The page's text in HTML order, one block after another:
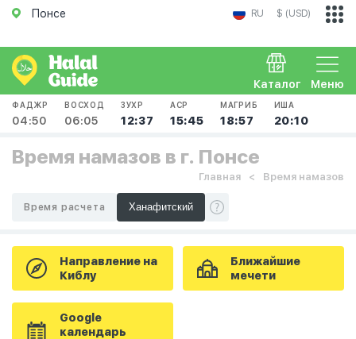
Понсе RU $ (USD)
Меню
Каталог
ФАДЖР
04:50
ВОСХОД
06:05
ЗУХР
12:37
АСР
15:45
МАГРИБ
18:57
ИША
20:10
Время намазов в г. Понсе
Главная Время намазов
Время расчета
Направление на
Киблу
Ближайшие
мечети
Google
календарь